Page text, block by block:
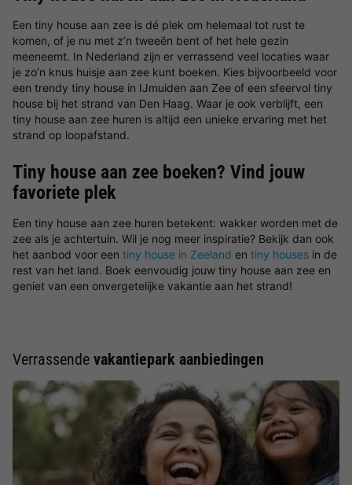
Een tiny house aan zee is dé plek om helemaal tot rust te
komen, of je nu met z’n tweeën bent of het hele gezin
meeneemt. In Nederland zijn er verrassend veel locaties waar
je zo’n knus huisje aan zee kunt boeken. Kies bijvoorbeeld voor
een trendy tiny house in IJmuiden aan Zee of een sfeervol tiny
house bij het strand van Den Haag. Waar je ook verblijft, een
tiny house aan zee huren is altijd een unieke ervaring met het
strand op loopafstand.
Tiny house aan zee boeken? Vind jouw
favoriete plek
Een tiny house aan zee huren betekent: wakker worden met de
zee als je achtertuin. Wil je nog meer inspiratie? Bekijk dan ook
het aanbod voor een tiny house in Zeeland en tiny houses in de
rest van het land. Boek eenvoudig jouw tiny house aan zee en
geniet van een onvergetelijke vakantie aan het strand!
Verrassende vakantiepark aanbiedingen